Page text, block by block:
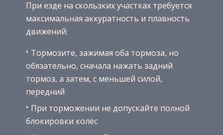
При езде на скользких участках требуется
максимальная аккуратность и плавность
движений:
Тормозите, зажимая оба тормоза, но
обязательно, сначала нажать задний
тормоз, а затем, с меньшей силой,
передний
При торможении не допускайте полной
блокировки колёс